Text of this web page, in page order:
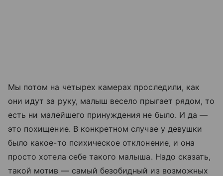
Мы потом на четырех камерах проследили, как
они идут за руку, малыш весело прыгает рядом, то
есть ни малейшего принуждения не было. И да —
это похищение. В конкретном случае у девушки
было какое-то психическое отклонение, и она
просто хотела себе такого малыша. Надо сказать,
такой мотив — самый безобидный из возможных